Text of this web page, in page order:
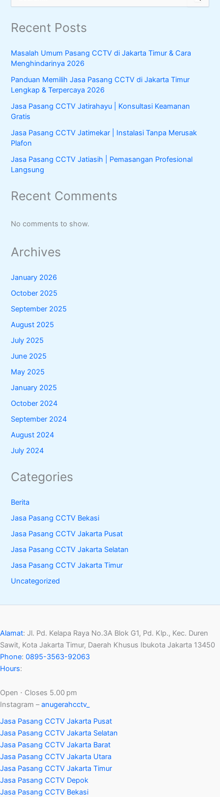
e
r
f
o
r
:
Recent Posts
Masalah Umum Pasang CCTV di Jakarta Timur & Cara
Menghindarinya 2026
Panduan Memilih Jasa Pasang CCTV di Jakarta Timur
Lengkap & Terpercaya 2026
Jasa Pasang CCTV Jatirahayu | Konsultasi Keamanan
Gratis
Jasa Pasang CCTV Jatimekar | Instalasi Tanpa Merusak
Plafon
Jasa Pasang CCTV Jatiasih | Pemasangan Profesional
Langsung
Recent Comments
No comments to show.
Archives
January 2026
October 2025
September 2025
August 2025
July 2025
June 2025
May 2025
January 2025
October 2024
September 2024
August 2024
July 2024
Categories
Berita
Jasa Pasang CCTV Bekasi
Jasa Pasang CCTV Jakarta Pusat
Jasa Pasang CCTV Jakarta Selatan
Jasa Pasang CCTV Jakarta Timur
Uncategorized
Alamat: Jl. Pd. Kelapa Raya No.3A Blok G1, Pd. Klp., Kec. Duren
Sawit, Kota Jakarta Timur, Daerah Khusus Ibukota Jakarta 13450
Phone: 0895-3563-92063
Hours:
Open ⋅ Closes 5.00 pm
Instagram –anugerahcctv_
Jasa Pasang CCTV Jakarta Pusat
Jasa Pasang CCTV Jakarta Selatan
Jasa Pasang CCTV Jakarta Barat
Jasa Pasang CCTV Jakarta Utara
Jasa Pasang CCTV Jakarta Timur
Jasa Pasang CCTV Depok
Jasa Pasang CCTV Bekasi